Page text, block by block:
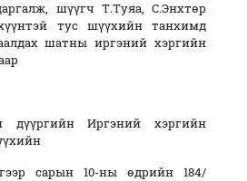
шүүгч Т.Туяа, С.Энхтөр
тус шүүхийн танхимд
шатны иргэний хэргийн
дүүргийн Иргэний хэргийн
сарын 10-ны өдрийн 184/